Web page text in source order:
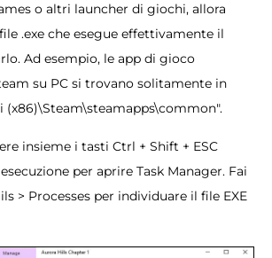
o altri launcher di giochi, allora
.exe che esegue effettivamente il
Ad esempio, le app di gioco
su PC si trovano solitamente in
(x86)\Steam\steamapps\common".
insieme i tasti Ctrl + Shift + ESC
per aprire Task Manager. Fai
> Processes per individuare il file EXE